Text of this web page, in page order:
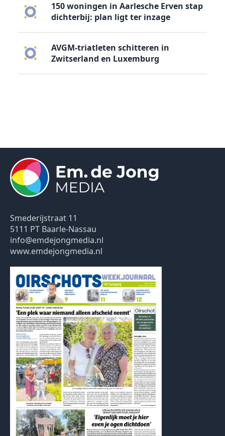
150 woningen in Aarlesche Erven stap
dichterbij: plan ligt ter inzage
AVGM-triatleten schitteren in
Zwitserland en Luxemburg
Smederijstraat 11
5111 PT Baarle-Nassau
info@emdejongmedia.nl
www.emdejongmedia.nl